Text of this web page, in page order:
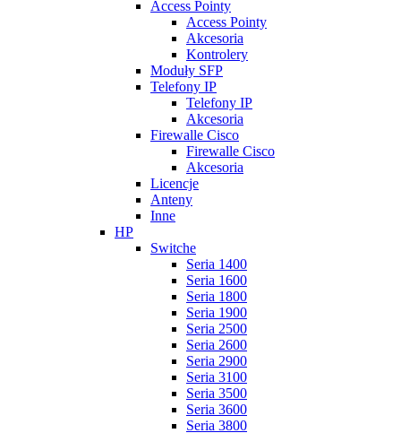
Access Pointy
Access Pointy
Akcesoria
Kontrolery
Moduły SFP
Telefony IP
Telefony IP
Akcesoria
Firewalle Cisco
Firewalle Cisco
Akcesoria
Licencje
Anteny
Inne
HP
Switche
Seria 1400
Seria 1600
Seria 1800
Seria 1900
Seria 2500
Seria 2600
Seria 2900
Seria 3100
Seria 3500
Seria 3600
Seria 3800